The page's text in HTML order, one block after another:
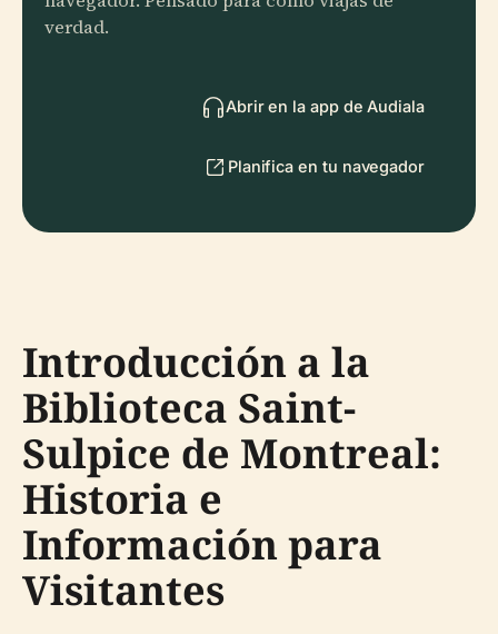
verdad.
Abrir en la app de Audiala
Planifica en tu navegador
Introducción a la
Biblioteca Saint-
Sulpice de Montreal:
Historia e
Información para
Visitantes